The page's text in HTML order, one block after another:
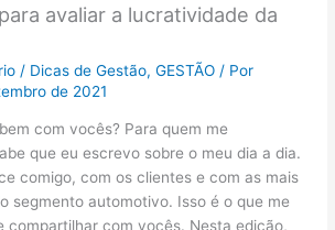
avaliar a lucratividade da
/ Dicas de Gestão,GESTÃO / Por
de 2021
com vocês? Para quem me
que eu escrevo sobre o meu dia a dia.
comigo, com os clientes e com as mais
segmento automotivo. Isso é o que me
compartilhar com vocês. Nesta edição,